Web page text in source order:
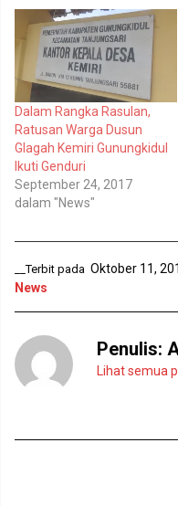
(
M
e
m
b
u
k
d
j
e
n
d
e
l
a
n
b
a
)
o
k
(
M
e
m
b
u
k
a
d
i
j
n
d
e
y
n
g
r
Dalam Rangka Rasulan,
Ratusan Warga Dusun
Glagah Kemiri Gunungkidul
Ikuti Genduri
September 24, 2017
dalam "News"
__Terbit pada Oktober 11,
News
Penulis:
Lihat semua